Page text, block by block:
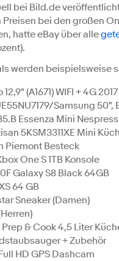
bei Bild.de
Preisen bei den großen
hatte eBay über alle
werden beispielsweise
(A1671) WIFI + 4G
Samsung 50",
Essenza Mini
5KSM3311XE Mini
Piemont Besteck
One S 1TB Konsole
Galaxy S8 Black 64GB
64 GB
Sneaker (Damen)
Prep & Cook 4,5 Liter
+ Zubehör
HD GPS Dashcam